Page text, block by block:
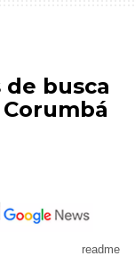
busca
readme